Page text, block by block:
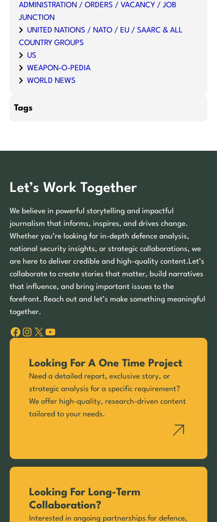
ADMINISTRATION / ORDERS / VACANCY / JOB
JUNCTION
UNITED NATIONS / NATO / EU / SAARC & ALL
COUNTRY GROUPS
US
WEAPON-O-PEDIA
WORLD NEWS
Tags
Let’s Work Together
We believe in powerful storytelling and impactful
journalism that informs, inspires, and drives change.
Whether you’re looking for in-depth defence analysis,
national security insights, or strategic collaborations, we
are here to deliver credible and high-quality content.Let’s
collaborate to create stories that matter, build narratives
that influence, and bring important issues to the
forefront. Reach out and let’s make something meaningful
together.
Facebook Instagram X YouTube
Looking For A One Time Project
Need a detailed report, exclusive story, or
strategic analysis for a specific requirement?
We offer high-quality, research-driven content
tailored to your needs.
Looking For Long-Term
Collaboration?
Interested in ongoing partnerships for defence,